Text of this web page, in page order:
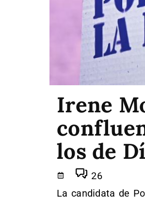
Irene
los de
26
La candidata de